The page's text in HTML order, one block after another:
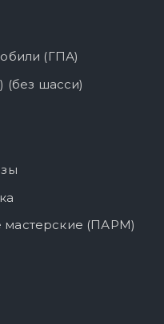
(ГПА)
(без шасси)
(ПАРМ)